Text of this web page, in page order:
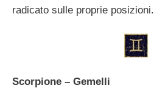
radicato sulle proprie posizioni.
Scorpione – Gemelli